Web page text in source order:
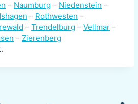
– Naumburg – Niedenstein –
– Rothwesten –
– Trendelburg – Vellmar –
– Zierenberg